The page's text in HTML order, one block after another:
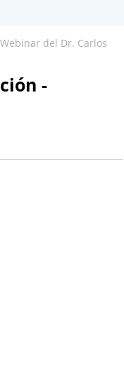
del Dr. Carlos
-